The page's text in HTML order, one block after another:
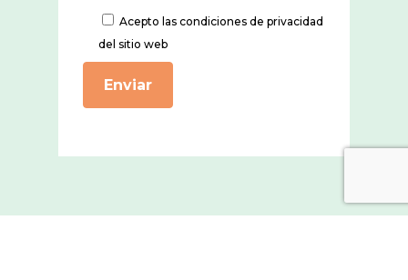
Acepto las condiciones de privacidad
del sitio web